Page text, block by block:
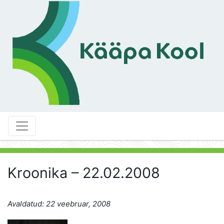
Kroonika – 22.02.2008
Avaldatud: 22 veebruar, 2008